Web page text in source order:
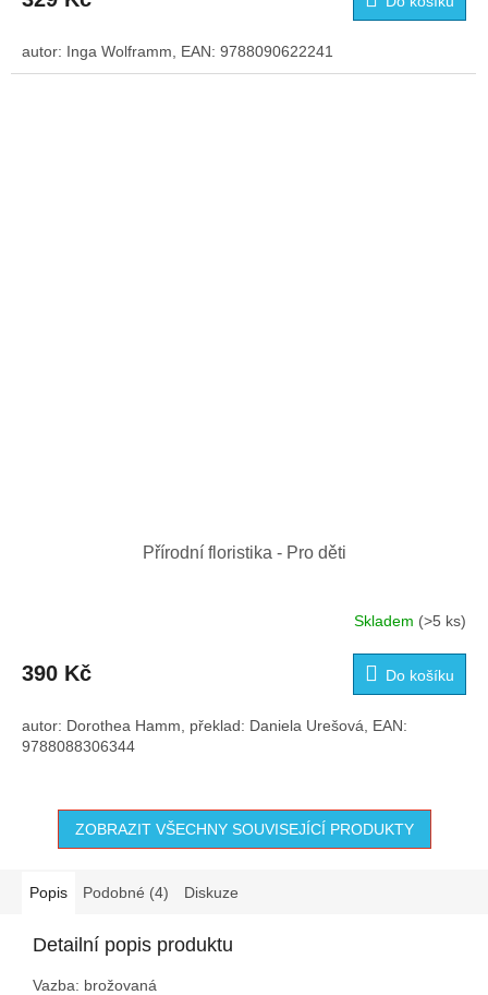
autor: Inga Wolframm, EAN: 9788090622241
Přírodní floristika - Pro děti
produktu
je
z
5
Skladem (>5 ks)
390 Kč Do košíku
autor: Dorothea Hamm, překlad: Daniela Urešová, EAN:
9788088306344
ZOBRAZIT VŠECHNY SOUVISEJÍCÍ PRODUKTY
Popis Podobné (4) Diskuze
Detailní popis produktu
Vazba: brožovaná